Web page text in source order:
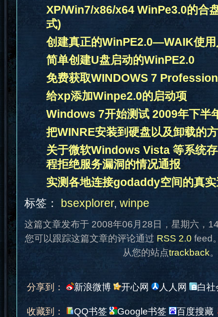
XP/Win7/x86/x64 WinPe3.0的合
式)
创建真正的WinPE2.0—WAIK使用
简单创建U盘启动的WinPE2.0
免费获取WINDOWS 7
给xp添加Winpe2.0的启动项
Windows 7开始测试 2009年下半
把WINRE安装到硬盘以及卸载的
关于微软Windows Vista 等系统
程拒绝服务漏洞的情况通报
实测各地连接godaddy空间的真
标签： bsexplorer, winpe
这篇文章发布于 2008年06月28日，星期六，
您可以跟踪这篇文章的评论通过 RSS 2.0feed
从您的站点trackback
分享到： 新浪微博 开心网 人人网 白社
收藏到： QQ书签 Google书签
百度搜藏